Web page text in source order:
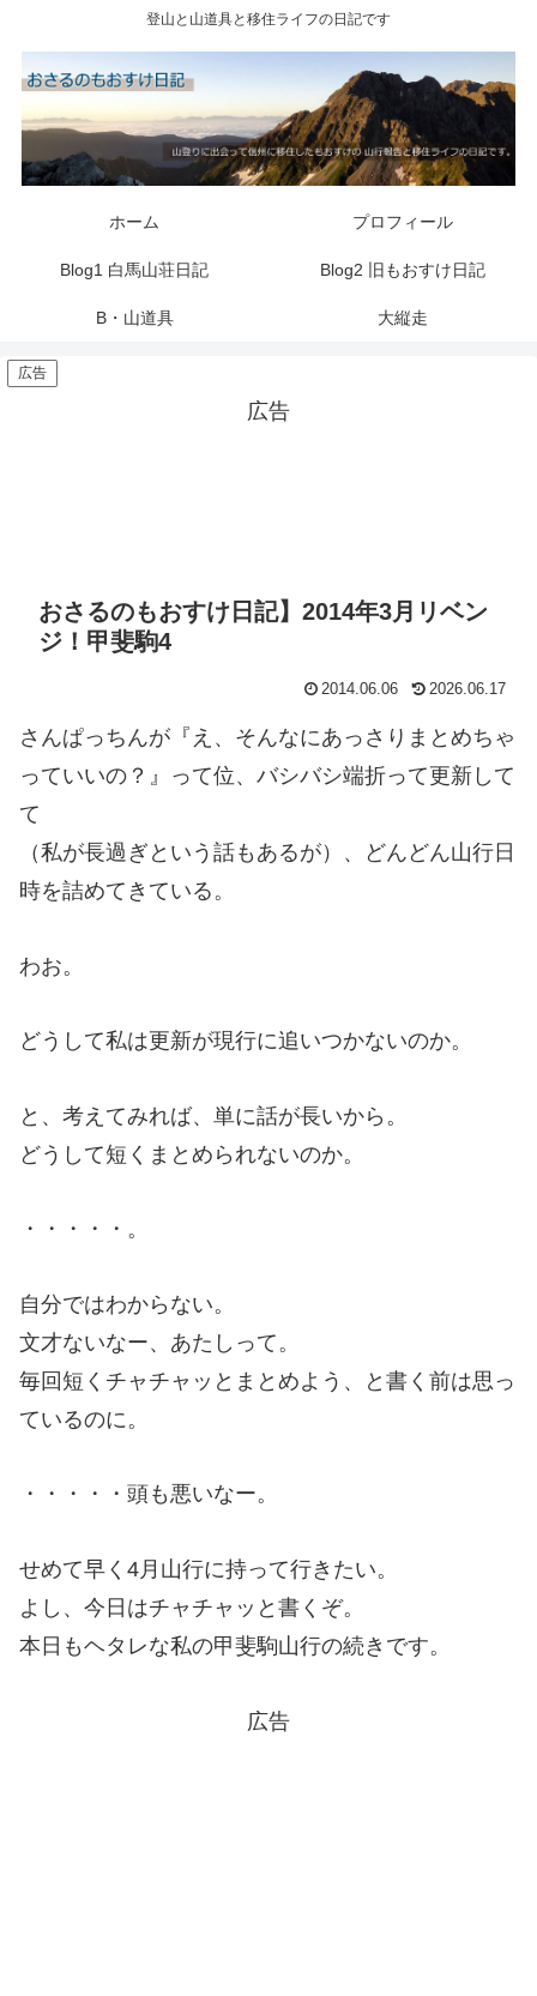
登山と山道具と移住ライフの日記です
ホーム プロフィール
Blog1 白馬山荘日記 Blog2 旧もおすけ日記
B・山道具 大縦走
広告
広告
おさるのもおすけ日記】2014年3月リベン
ジ！甲斐駒4
2014.06.06 2026.06.17
さんぱっちんが『え、そんなにあっさりまとめちゃ
っていいの？』って位、バシバシ端折って更新して
て
（私が長過ぎという話もあるが）、どんどん山行日
時を詰めてきている。
わお。
どうして私は更新が現行に追いつかないのか。
と、考えてみれば、単に話が長いから。
どうして短くまとめられないのか。
・・・・・。
自分ではわからない。
文才ないなー、あたしって。
毎回短くチャチャッとまとめよう、と書く前は思っ
ているのに。
・・・・・頭も悪いなー。
せめて早く4月山行に持って行きたい。
よし、今日はチャチャッと書くぞ。
本日もヘタレな私の甲斐駒山行の続きです。
広告